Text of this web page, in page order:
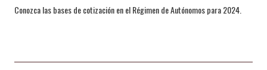
Conozca las bases de cotización en el Régimen de Autónomos para 2024.